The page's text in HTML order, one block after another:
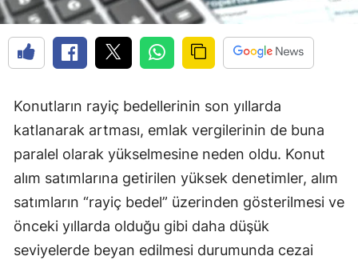
Konutların rayiç bedellerinin son yıllarda
katlanarak artması, emlak vergilerinin de buna
paralel olarak yükselmesine neden oldu. Konut
alım satımlarına getirilen yüksek denetimler, alım
satımların “rayiç bedel” üzerinden gösterilmesi ve
önceki yıllarda olduğu gibi daha düşük
seviyelerde beyan edilmesi durumunda cezai